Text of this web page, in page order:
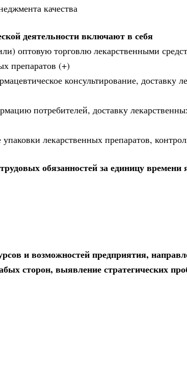
качества
деятельности включают в себя
оптовую торговлю лекарственными
препаратов (+)
консультирование, доставку
потребителей, доставку
лекарственных препаратов,
обязанностей за единицу времени
и возможностей предприятия,
сторон, выявление стратегических